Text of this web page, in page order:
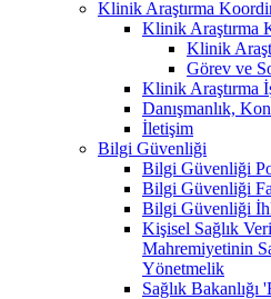
Klinik Araştırma
Klinik Araştırma
Klinik
Görev ve
Klinik Araştırma
Danışmanlık,
İletişim
Bilgi Güvenliği
Bilgi Güvenliği
Bilgi Güvenliği
Bilgi Güvenliği
Kişisel Sağlık
Mahremiyetinin
Yönetmelik
Sağlık